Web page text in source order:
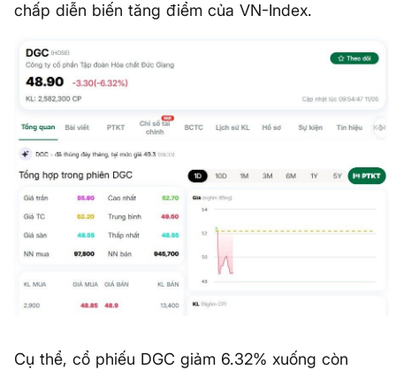
chấp diễn biến tăng điểm của VN-Index.
Cụ thể, cổ phiếu DGC giảm 6.32% xuống còn